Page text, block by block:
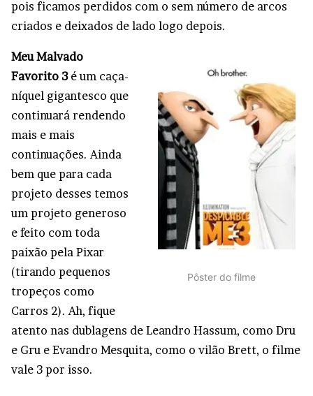
pois ficamos perdidos com o sem número de arcos
criados e deixados de lado logo depois.
Pôster do filme
Meu Malvado
Favorito 3é um caça-
níquel gigantesco que
continuará rendendo
mais e mais
continuações. Ainda
bem que para cada
projeto desses temos
um projeto generoso
e feito com toda
paixão pela Pixar
(tirando pequenos
tropeços como
Carros 2). Ah, fique
atento nas dublagens de Leandro Hassum, como Dru
e Gru e Evandro Mesquita, como o vilão Brett, o filme
vale 3 por isso.